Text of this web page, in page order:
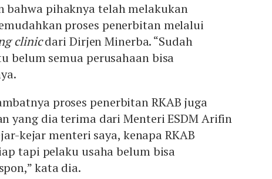
bahwa pihaknya telah melakukan
proses penerbitan melalui
clinicdari Dirjen Minerba. “Sudah
belum semua perusahaan bisa
proses penerbitan RKAB juga
yang dia terima dari Menteri ESDM Arifin
kejar menteri saya, kenapa RKAB
tapi pelaku usaha belum bisa
kata dia.